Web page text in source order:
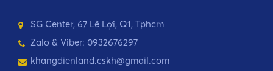
SG Center, 67 Lê Lợi, Q1, Tphcm
Zalo & Viber: 0932676297
khangdienland.cskh@gmail.com